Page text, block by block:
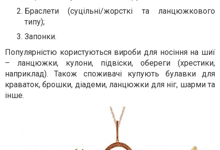
Браслети (суцільні/жорсткі та ланцюжкового
типу);
Запонки.
Популярністю користуються вироби для носіння на шиї
– ланцюжки, кулони, підвіски, обереги (хрестики,
наприклад). Також споживачі купують булавки для
краваток, брошки, діадеми, ланцюжки для ніг, шарми та
інше.